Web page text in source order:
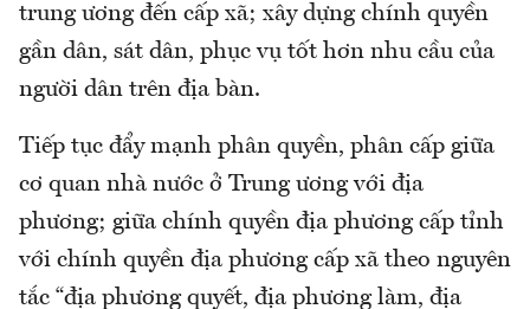
trung ương đến cấp xã; xây dựng chính quyền
gần dân, sát dân, phục vụ tốt hơn nhu cầu của
người dân trên địa bàn.
Tiếp tục đẩy mạnh phân quyền, phân cấp giữa
cơ quan nhà nước ở Trung ương với địa
phương; giữa chính quyền địa phương cấp tỉnh
với chính quyền địa phương cấp xã theo nguyên
tắc “địa phương quyết, địa phương làm, địa